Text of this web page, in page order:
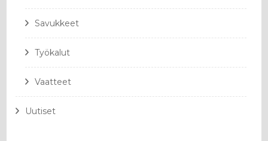
Savukkeet
Työkalut
Vaatteet
Uutiset